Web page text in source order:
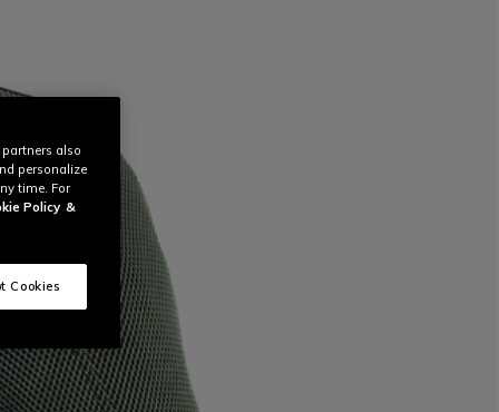
also
personalize
time. For
Policy &
Cookies